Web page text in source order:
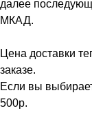
далее
МКАД.
Цена доставки
заказе.
Если вы
500р.